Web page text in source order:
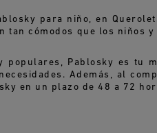
para niño, en
tan cómodos que los niños
Pablosky es tu
Además, al
en un plazo de 48 a 72